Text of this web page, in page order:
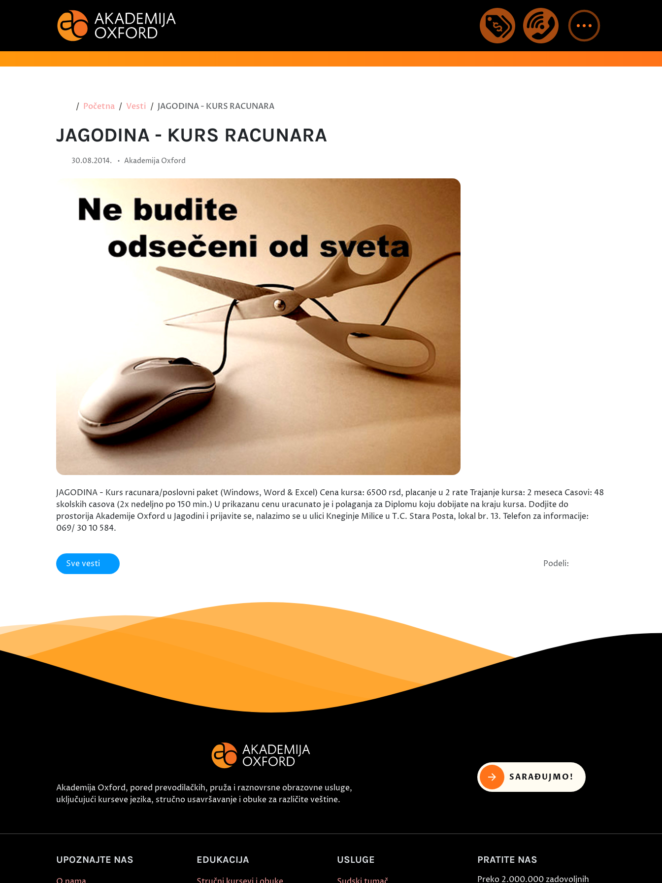
Početna Vesti JAGODINA - KURS RACUNARA
JAGODINA - KURS RACUNARA
30.08.2014. • Akademija Oxford
JAGODINA - Kurs racunara/poslovni paket (Windows, Word & Excel) Cena kursa: 6500 rsd, placanje u 2 rate Trajanje kursa: 2 meseca Casovi: 48
skolskih casova (2x nedeljno po 150 min.) U prikazanu cenu uracunato je i polaganja za Diplomu koju dobijate na kraju kursa. Dodjite do
prostorija Akademije Oxford u Jagodini i prijavite se, nalazimo se u ulici Kneginje Milice u T.C. Stara Posta, lokal br. 13. Telefon za informacije:
069/ 30 10 584.
Sve vesti Podeli:
Akademija Oxford, pored prevodilačkih, pruža i raznovrsne obrazovne usluge,
uključujući kurseve jezika, stručno usavršavanje i obuke za različite veštine.
SARAĐUJMO!
UPOZNAJTE NAS EDUKACIJA USLUGE PRATITE NAS
Preko 2.000.000 zadovoljnih